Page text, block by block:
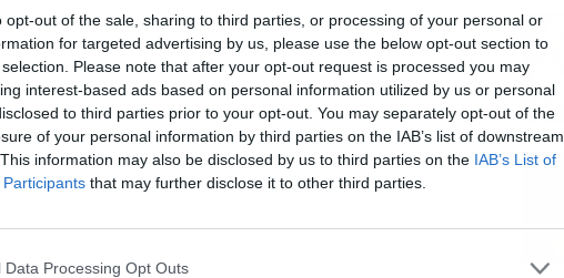
opt-out of the sale, sharing to third parties, or processing of your personal or
for targeted advertising by us, please use the below opt-out section to
Please note that after your opt-out request is processed you may
interest-based ads based on personal information utilized by us or personal
to third parties prior to your opt-out. You may separately opt-out of the
of your personal information by third parties on the IAB’s list of downstream
information may also be disclosed by us to third parties on the IAB’s List of
that may further disclose it to other third parties.
Data Processing Opt Outs